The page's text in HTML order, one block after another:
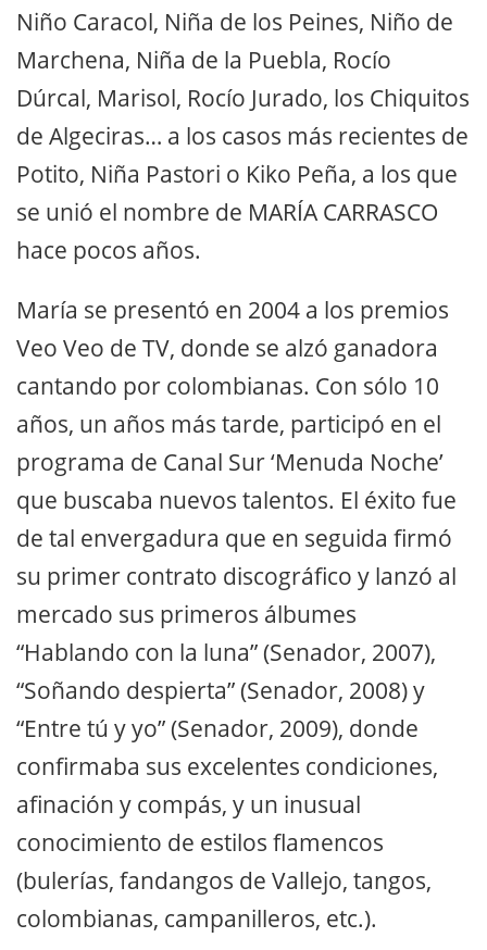
Niño Caracol, Niña de los Peines, Niño de
Marchena, Niña de la Puebla, Rocío
Dúrcal, Marisol, Rocío Jurado, los Chiquitos
de Algeciras… a los casos más recientes de
Potito, Niña Pastori o Kiko Peña, a los que
se unió el nombre de MARÍA CARRASCO
hace pocos años.
María se presentó en 2004 a los premios
Veo Veo de TV, donde se alzó ganadora
cantando por colombianas. Con sólo 10
años, un años más tarde, participó en el
programa de Canal Sur ‘Menuda Noche’
que buscaba nuevos talentos. El éxito fue
de tal envergadura que en seguida firmó
su primer contrato discográfico y lanzó al
mercado sus primeros álbumes
“Hablando con la luna” (Senador, 2007),
“Soñando despierta” (Senador, 2008) y
“Entre tú y yo” (Senador, 2009), donde
confirmaba sus excelentes condiciones,
afinación y compás, y un inusual
conocimiento de estilos flamencos
(bulerías, fandangos de Vallejo, tangos,
colombianas, campanilleros, etc.).